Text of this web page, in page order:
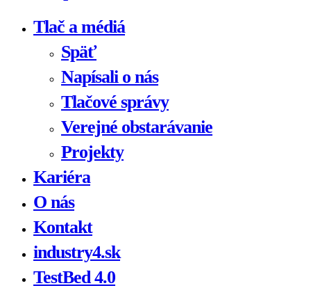
Tlač a médiá
Späť
Napísali o nás
Tlačové správy
Verejné obstarávanie
Projekty
Kariéra
O nás
Kontakt
industry4.sk
TestBed 4.0